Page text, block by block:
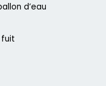
d’eau
fuit